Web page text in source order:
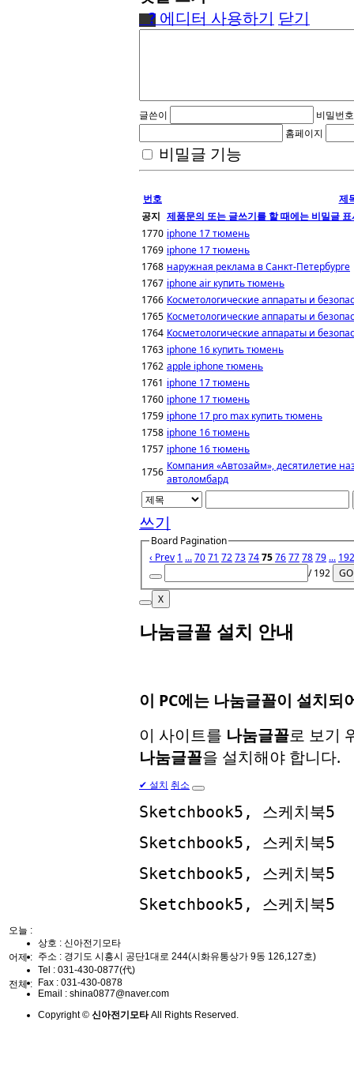
오늘 :
어제 :
전체 :
●? 에디터 사용하기 닫기
글쓴이
비밀번호
홈페이지
비밀글 기능
번호
제
공지 제품문의 또는 글쓰기를 할 때에는 비밀글
1770 iphone 17 тюмень
1769 iphone 17 тюмень
1768 наружная реклама в Санкт-Петербурге
1767 iphone air купить тюмень
1766 Косметологические аппараты и
1765 Косметологические аппараты и
1764 Косметологические аппараты и
1763 iphone 16 купить тюмень
1762 apple iphone тюмень
1761 iphone 17 тюмень
1760 iphone 17 тюмень
1759 iphone 17 pro max купить тюмень
1758 iphone 16 тюмень
1757 iphone 16 тюмень
1756 Компания «Автозайм», десятилетие
автоломбард
쓰기
Board Pagination
‹ Prev 1 ...7071 7273747576777879 ... 192
/ 192
GO
X
나눔글꼴 설치 안내
이 PC에는 나눔글꼴이 설치되
이 사이트를 나눔글꼴로 보기
나눔글꼴을 설치해야 합니다.
✔ 설치 취소
Sketchbook5, 스케치북5
Sketchbook5, 스케치북5
Sketchbook5, 스케치북5
Sketchbook5, 스케치북5
상호 : 신아전기모타
주소 : 경기도 시흥시 공단1대로 244(시화유통상가 9동 126,127호)
Tel : 031-430-0877(代)
Fax : 031-430-0878
Email : shina0877@naver.com
Copyright © 신아전기모타All Rights Reserved.